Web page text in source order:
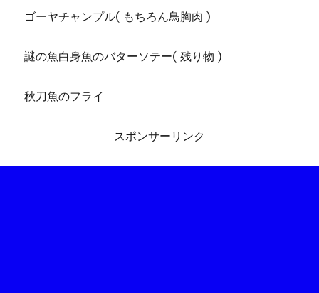
ゴーヤチャンプル( もちろん鳥胸肉 )
謎の魚白身魚のバターソテー( 残り物 )
秋刀魚のフライ
スポンサーリンク